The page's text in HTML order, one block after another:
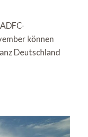
können
Deutschland